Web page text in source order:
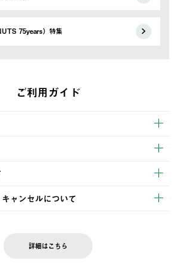
75years）特集
ご利用ガイド
でお支払いいただけます。
済
り2営業日以内に商品を発送いたします。
ませんので、木曜日以降のご注文は週明け
ざいます。
かかる送料は、お客様ご負担とさせていただ
ャンセルについて
の方は、会員マイページ内 購入履歴画面に
詳細はこちら